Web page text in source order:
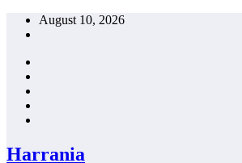
Skip
August 10, 2026
Harrania